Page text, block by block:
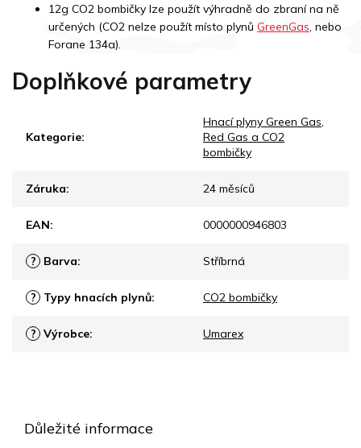
12g CO2 bombičky lze použít výhradně do zbraní na ně
určených (CO2 nelze použít místo plynů GreenGas , nebo
Forane 134a).
Doplňkové parametry
Kategorie:
Hnací plyny Green Gas,
Red Gas a CO2
bombičky
Záruka: 24 měsíců
EAN: 0000000946803
? Barva: Stříbrná
? Typy hnacích plynů: CO2 bombičky
? Výrobce: Umarex
Důležité informace